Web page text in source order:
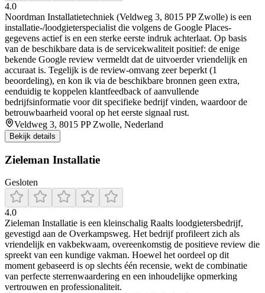
4.0
Noordman Installatietechniek (Veldweg 3, 8015 PP Zwolle) is een
installatie-/loodgieterspecialist die volgens de Google Places-
gegevens actief is en een sterke eerste indruk achterlaat. Op basis
van de beschikbare data is de servicekwaliteit positief: de enige
bekende Google review vermeldt dat de uitvoerder vriendelijk en
accuraat is. Tegelijk is de review-omvang zeer beperkt (1
beoordeling), en kon ik via de beschikbare bronnen geen extra,
eenduidig te koppelen klantfeedback of aanvullende
bedrijfsinformatie voor dit specifieke bedrijf vinden, waardoor de
betrouwbaarheid vooral op het eerste signaal rust.
Veldweg 3, 8015 PP Zwolle, Nederland
Bekijk details
Zieleman Installatie
Gesloten
4.0
Zieleman Installatie is een kleinschalig Raalts loodgietersbedrijf,
gevestigd aan de Overkampsweg. Het bedrijf profileert zich als
vriendelijk en vakbekwaam, overeenkomstig de positieve review die
spreekt van een kundige vakman. Hoewel het oordeel op dit
moment gebaseerd is op slechts één recensie, wekt de combinatie
van perfecte sterrenwaardering en een inhoudelijke opmerking
vertrouwen en professionaliteit.